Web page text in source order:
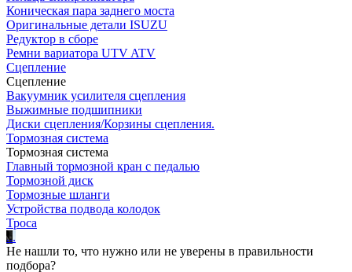
Коническая пара заднего моста
Оригинальные детали ISUZU
Редуктор в сборе
Ремни вариатора UTV ATV
Сцепление
Сцепление
Вакуумник усилителя сцепления
Выжимные подшипники
Диски сцепления/Корзины сцепления.
Тормозная система
Тормозная система
Главный тормозной кран с педалью
Тормозной диск
Тормозные шланги
Устройства подвода колодок
Троса
...
Не нашли то, что нужно или не уверены в правильности
подбора?